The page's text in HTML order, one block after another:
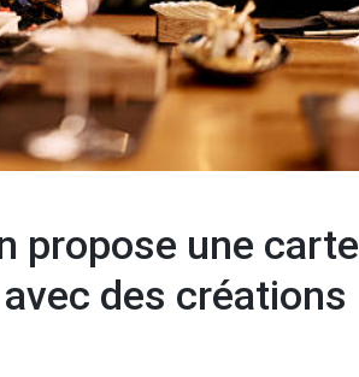
propose une carte
des créations